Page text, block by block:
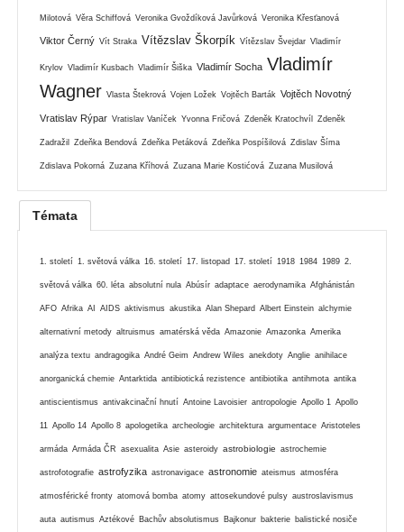
Milotová Věra Schiffová Veronika Gvoždíková Javůrková Veronika Křesťanová
Viktor Černý Vít Straka Vítězslav Škorpík Vítězslav Švejdar Vladimír
Krylov Vladimír Kusbach Vladimír Šiška Vladimír Socha Vladimír
Wagner Vlasta Štekrová Vojen Ložek Vojtěch Barták Vojtěch Novotný
Vratislav Rýpar Vratislav Vaníček Yvonna Fričová Zdeněk Kratochvíl Zdeněk
Zadražil Zdeňka Bendová Zdeňka Petáková Zdeňka Pospíšilová Zdislav Šíma
Zdislava Pokorná Zuzana Kříhová Zuzana Marie Kostićová Zuzana Musilová
Témata
1. století 1. světová válka 16. století 17. listopad 17. století 1918 1984 1989 2.
světová válka 60. léta absolutní nula Abúsír adaptace aerodynamika Afghánistán
AFO Afrika AI AIDS aktivismus akustika Alan Shepard Albert Einstein alchymie
alternativní metody altruismus amatérská věda Amazonie Amazonka Amerika
analýza textu andragogika André Geim Andrew Wiles anekdoty Anglie anihilace
anorganická chemie Antarktida antibiotická rezistence antibiotika antihmota antika
antiscientismus antivakcinační hnutí Antoine Lavoisier antropologie Apollo 1 Apollo
11 Apollo 14 Apollo 8 apologetika archeologie architektura argumentace Aristoteles
armáda Armáda ČR asexualita Asie asteroidy astrobiologie astrochemie
astrofotografie astrofyzika astronavigace astronomie ateismus atmosféra
atmosférické fronty atomová bomba atomy attosekundové pulsy austroslavismus
auta autismus Aztékové Bachův absolutismus Bajkonur bakterie balistické nosiče